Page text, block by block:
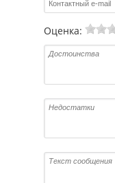
Оценка: